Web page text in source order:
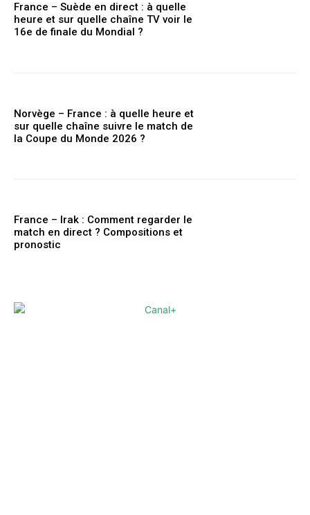
France – Suède en direct : à quelle
heure et sur quelle chaîne TV voir le
16e de finale du Mondial ?
Norvège – France : à quelle heure et
sur quelle chaîne suivre le match de
la Coupe du Monde 2026 ?
France – Irak : Comment regarder le
match en direct ? Compositions et
pronostic